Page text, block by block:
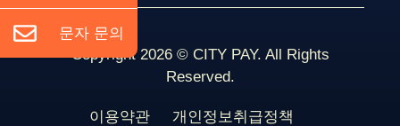
문자 문의
Copyright 2026 © CITY PAY. All Rights
Reserved.
이용약관
개인정보취급정책